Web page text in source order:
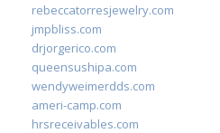
rebeccatorresjewelry.com
jmpbliss.com
drjorgerico.com
queensushipa.com
wendyweimerdds.com
ameri-camp.com
hrsreceivables.com